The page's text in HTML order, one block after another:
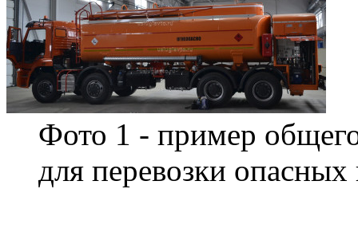
Фото 1 - пример
для перевозки опасных